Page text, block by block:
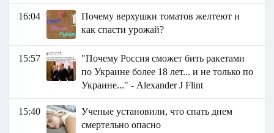
16:04
Почему верхушки томатов желтеют и
как спасти урожай?
15:57
"Почему Россия сможет бить ракетами
по Украине более 18 лет... и не только по
Украине..." - Аlexander J Flint
15:40
Ученые установили, что спать днем
смертельно опасно